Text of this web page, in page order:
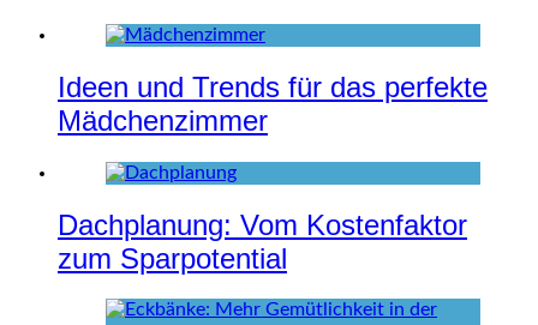
Ideen und Trends für das perfekte
Mädchenzimmer
Dachplanung: Vom Kostenfaktor
zum Sparpotential